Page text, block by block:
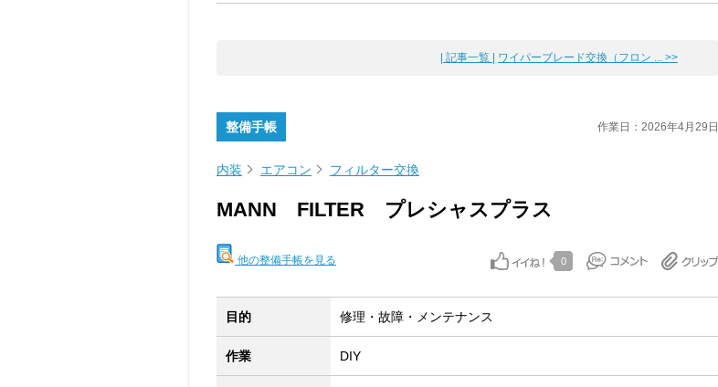
| 記事一覧 | ワイパーブレード交換（フロン ... >>
整備手帳 作業日：2026年4月29日
内装 エアコン フィルター交換
MANN FILTER プレシャスプラス
他の整備手帳を見る 0
目的 修理・故障・メンテナンス
作業 DIY